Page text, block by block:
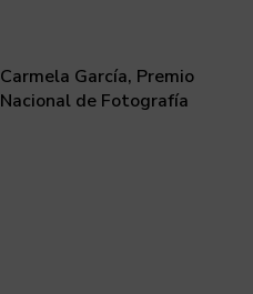
Carmela García, Premio
Nacional de Fotografía